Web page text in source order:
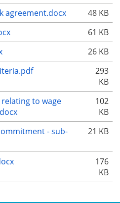
agreement.docx
48 KB
61 KB
26 KB
293
KB
to wage
102
KB
- sub-
21 KB
176
KB